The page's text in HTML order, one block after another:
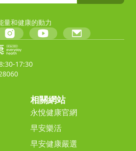
量和健康的動力
17:30
相關網站
永悅健康官網
早安樂活
早安健康嚴選